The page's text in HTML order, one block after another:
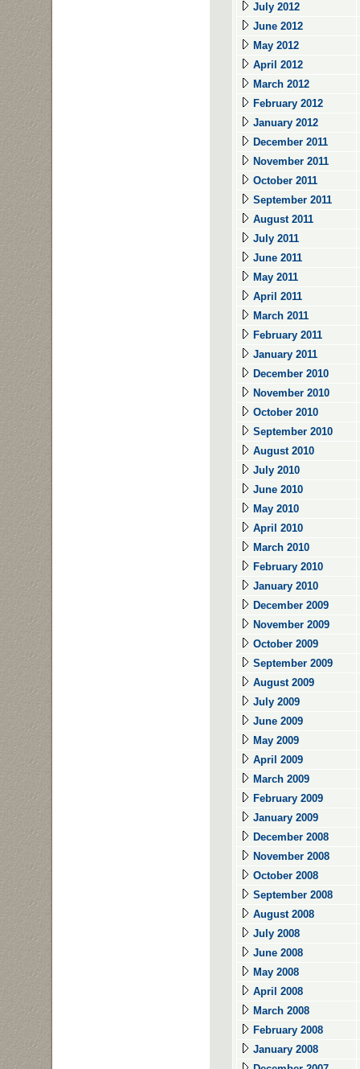
July 2012
June 2012
May 2012
April 2012
March 2012
February 2012
January 2012
December 2011
November 2011
October 2011
September 2011
August 2011
July 2011
June 2011
May 2011
April 2011
March 2011
February 2011
January 2011
December 2010
November 2010
October 2010
September 2010
August 2010
July 2010
June 2010
May 2010
April 2010
March 2010
February 2010
January 2010
December 2009
November 2009
October 2009
September 2009
August 2009
July 2009
June 2009
May 2009
April 2009
March 2009
February 2009
January 2009
December 2008
November 2008
October 2008
September 2008
August 2008
July 2008
June 2008
May 2008
April 2008
March 2008
February 2008
January 2008